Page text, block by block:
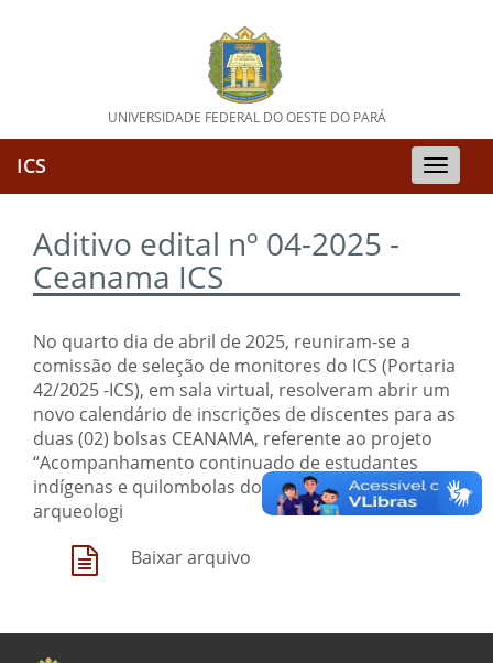
UNIVERSIDADE FEDERAL DO OESTE DO PARÁ
Toggle
ICS
Aditivo edital nº 04-2025 -
Ceanama ICS
No quarto dia de abril de 2025, reuniram-se a
comissão de seleção de monitores do ICS (Portaria
42/2025 -ICS), em sala virtual, resolveram abrir um
novo calendário de inscrições de discentes para as
duas (02) bolsas CEANAMA, referente ao projeto
“Acompanhamento continuado de estudantes
indígenas e quilombolas do ICS” do curso de
arqueologi
Baixar arquivo